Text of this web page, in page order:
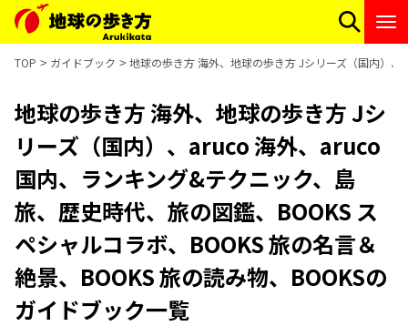
TOP ガイドブック 地球の歩き方 海外、地球の歩き方 Jシリーズ（国内）
地球の歩き方 海外、地球の歩き方 Jシ
リーズ（国内）、aruco 海外、aruco
国内、ランキング&テクニック、島
旅、歴史時代、旅の図鑑、BOOKS ス
ペシャルコラボ、BOOKS 旅の名言＆
絶景、BOOKS 旅の読み物、BOOKSの
ガイドブック一覧